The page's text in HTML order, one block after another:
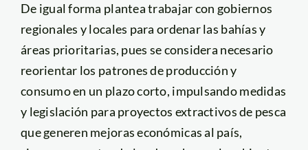
De igual forma plantea trabajar con gobiernos
regionales y locales para ordenar las bahías y
áreas prioritarias, pues se considera necesario
reorientar los patrones de producción y
consumo en un plazo corto, impulsando medidas
y legislación para proyectos extractivos de pesca
que generen mejoras económicas al país,